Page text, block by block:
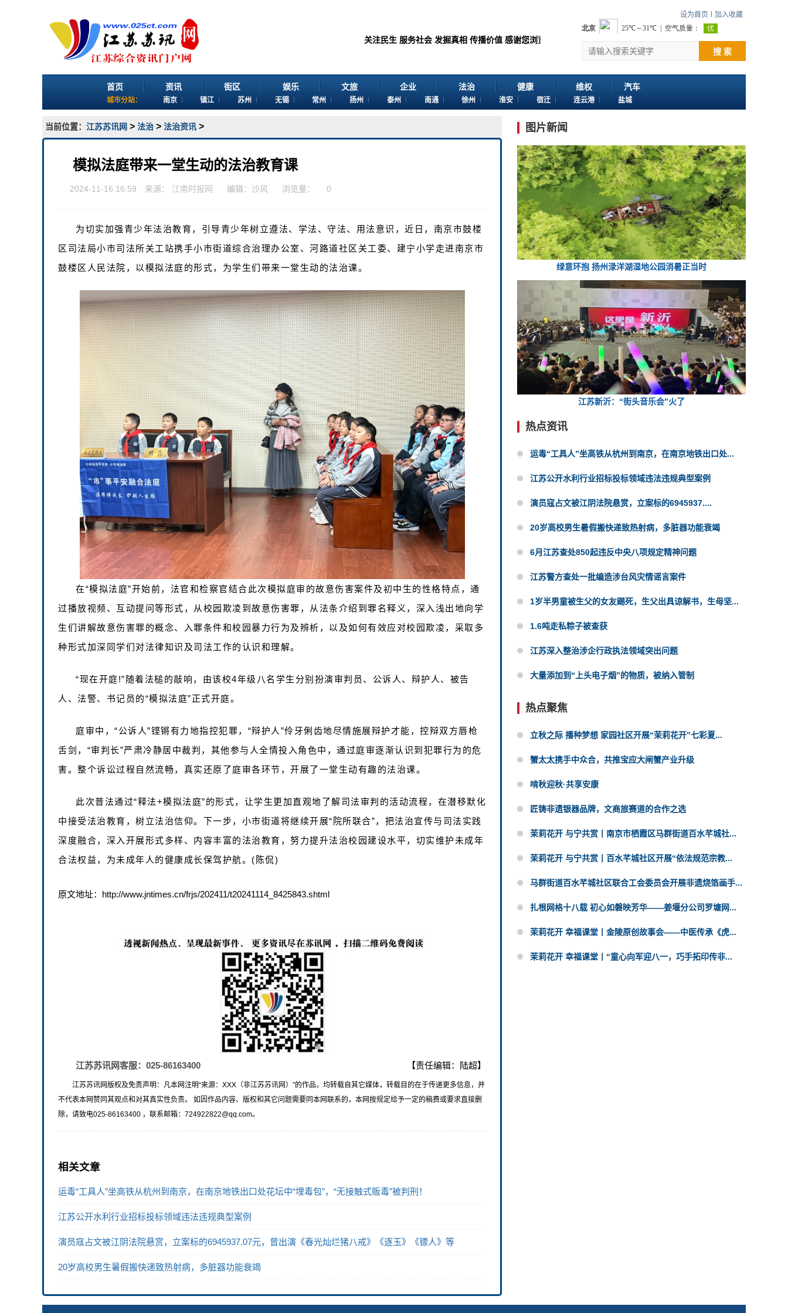
设为首页 加入收藏
关注民生 服务社会 发掘真相 传播价值 感谢您浏览江苏苏讯网。 欢迎投稿：邮箱724922822@qq.com 客服电话：
搜 索
首页 资讯 街区 娱乐 文旅 企业 法治 健康 维权 汽车
城市分站： 南京 镇江 苏州 无锡 常州 扬州 泰州 南通 徐州 淮安 宿迁 连云港 盐城
当前位置： 江苏苏讯网 > 法治 > 法治资讯 >
模拟法庭带来一堂生动的法治教育课
2024-11-16 16:59 来源： 江南时报网 编辑：沙风 浏览量： 0
为切实加强青少年法治教育，引导青少年树立遵法、学法、守法、用法意识，近日，南京市鼓楼
区司法局小市司法所关工站携手小市街道综合治理办公室、河路道社区关工委、建宁小学走进南京市
鼓楼区人民法院，以模拟法庭的形式，为学生们带来一堂生动的法治课。
在“模拟法庭”开始前，法官和检察官结合此次模拟庭审的故意伤害案件及初中生的性格特点，通
过播放视频、互动提问等形式，从校园欺凌到故意伤害罪，从法条介绍到罪名释义，深入浅出地向学
生们讲解故意伤害罪的概念、入罪条件和校园暴力行为及辨析，以及如何有效应对校园欺凌，采取多
种形式加深同学们对法律知识及司法工作的认识和理解。
“现在开庭!”随着法槌的敲响，由该校4年级八名学生分别扮演审判员、公诉人、辩护人、被告
人、法警、书记员的“模拟法庭”正式开庭。
庭审中，“公诉人”铿锵有力地指控犯罪，“辩护人”伶牙俐齿地尽情施展辩护才能，控辩双方唇枪
舌剑，“审判长”严肃冷静居中裁判，其他参与人全情投入角色中，通过庭审逐渐认识到犯罪行为的危
害。整个诉讼过程自然流畅，真实还原了庭审各环节，开展了一堂生动有趣的法治课。
此次普法通过“释法+模拟法庭”的形式，让学生更加直观地了解司法审判的活动流程，在潜移默化
中接受法治教育，树立法治信仰。下一步，小市街道将继续开展“院所联合”，把法治宣传与司法实践
深度融合，深入开展形式多样、内容丰富的法治教育，努力提升法治校园建设水平，切实维护未成年
合法权益，为未成年人的健康成长保驾护航。(陈侃)
原文地址：http://www.jntimes.cn/frjs/202411/t20241114_8425843.shtml
江苏苏讯网客服：025-86163400 【责任编辑：陆超】
江苏苏讯网版权及免责声明：凡本网注明“来源：XXX（非江苏苏讯网）”的作品，均转载自其它媒体，转载目的在于传递更多信息，并
不代表本网赞同其观点和对其真实性负责。 如因作品内容、版权和其它问题需要同本网联系的，本网按规定给予一定的稿费或要求直接删
除，请致电025-86163400 ，联系邮箱：724922822@qq.com。
相关文章
运毒“工具人”坐高铁从杭州到南京，在南京地铁出口处花坛中“埋毒包”，“无接触式贩毒”被判刑！
江苏公开水利行业招标投标领域违法违规典型案例
演员寇占文被江阴法院悬赏，立案标的6945937.07元，曾出演《春光灿烂猪八戒》《逐玉》《镖人》等
20岁高校男生暑假搬快递致热射病，多脏器功能衰竭
图片新闻
绿意环抱 扬州渌洋湖湿地公园消暑正当时
江苏新沂：“街头音乐会”火了
热点资讯
运毒“工具人”坐高铁从杭州到南京，在南京地铁出口处...
江苏公开水利行业招标投标领域违法违规典型案例
演员寇占文被江阴法院悬赏，立案标的6945937....
20岁高校男生暑假搬快递致热射病，多脏器功能衰竭
6月江苏查处850起违反中央八项规定精神问题
江苏警方查处一批编造涉台风灾情谣言案件
1岁半男童被生父的女友踢死，生父出具谅解书，生母坚...
1.6吨走私粽子被查获
江苏深入整治涉企行政执法领域突出问题
大量添加到“上头电子烟”的物质，被纳入管制
热点聚焦
立秋之际 播种梦想 家园社区开展“茉莉花开”七彩夏...
蟹太太携手中众合，共推宝应大闸蟹产业升级
啃秋迎秋·共享安康
匠铸非遗银器品牌，文商旅赛道的合作之选
茉莉花开 与宁共赏丨南京市栖霞区马群街道百水芊城社...
茉莉花开 与宁共赏丨百水芊城社区开展“依法规范宗教...
马群街道百水芊城社区联合工会委员会开展非遗烧箔画手...
扎根网格十八载 初心如磐映芳华——姜堰分公司罗塘网...
茉莉花开 幸福课堂丨金陵原创故事会——中医传承《虎...
茉莉花开 幸福课堂丨“童心向军迎八一，巧手拓印传非...